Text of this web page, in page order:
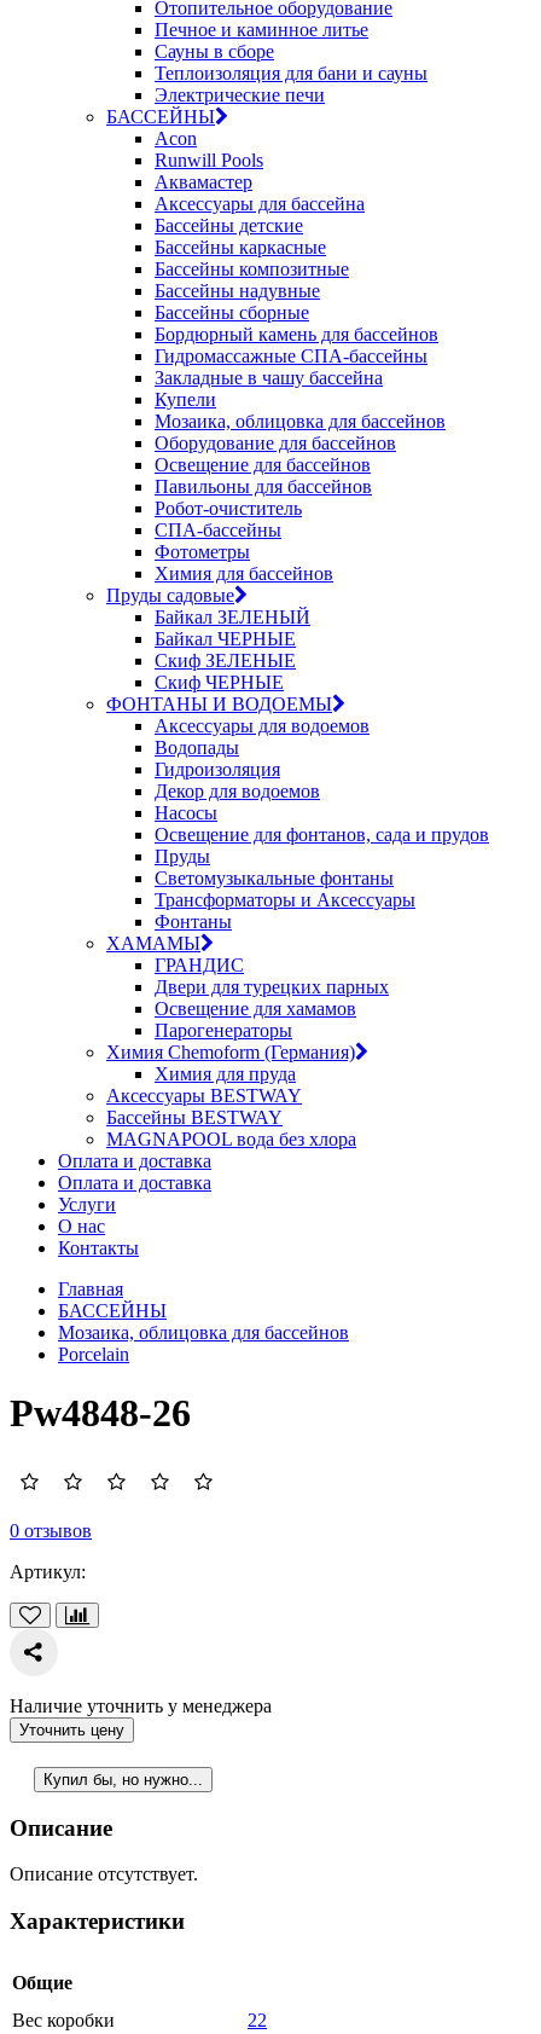
Отопительное оборудование
Печное и каминное литье
Сауны в сборе
Теплоизоляция для бани и сауны
Электрические печи
БАССЕЙНЫ
Acon
Runwill Pools
Аквамастер
Аксессуары для бассейна
Бассейны детские
Бассейны каркасные
Бассейны композитные
Бассейны надувные
Бассейны сборные
Бордюрный камень для бассейнов
Гидромассажные СПА-бассейны
Закладные в чашу бассейна
Купели
Мозаика, облицовка для бассейнов
Оборудование для бассейнов
Освещение для бассейнов
Павильоны для бассейнов
Робот-очиститель
СПА-бассейны
Фотометры
Химия для бассейнов
Пруды садовые
Байкал ЗЕЛЕНЫЙ
Байкал ЧЕРНЫЕ
Скиф ЗЕЛЕНЫЕ
Скиф ЧЕРНЫЕ
ФОНТАНЫ И ВОДОЕМЫ
Аксессуары для водоемов
Водопады
Гидроизоляция
Декор для водоемов
Насосы
Освещение для фонтанов, сада и прудов
Пруды
Светомузыкальные фонтаны
Трансформаторы и Аксессуары
Фонтаны
ХАМАМЫ
ГРАНДИС
Двери для турецких парных
Освещение для хамамов
Парогенераторы
Химия Chemoform (Германия)
Химия для пруда
Аксессуары BESTWAY
Бассейны BESTWAY
MAGNAPOOL вода без хлора
Оплата и доставка
Оплата и доставка
Услуги
О нас
Контакты
Главная
БАССЕЙНЫ
Мозаика, облицовка для бассейнов
Porcelain
Pw4848-26
0 отзывов
Артикул:
Наличие уточнить у менеджера
Уточнить цену
Купил бы, но нужно...
Описание
Описание отсутствует.
Характеристики
Общие
Вес коробки
22